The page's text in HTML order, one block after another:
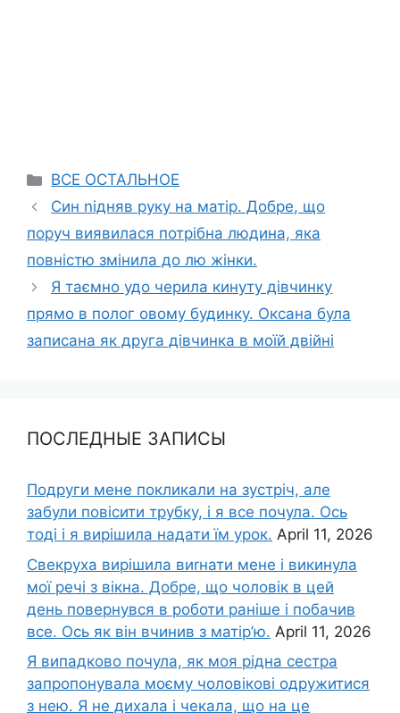
Categories
ВСЕ ОСТАЛЬНОЕ
Син nідняв руку на матір. Добре, що
поруч виявилася потрібна людина, яка
повністю змінила до лю жінки.
Я таємно удо черила кинуту дівчинку
прямо в полог овому будинку. Оксана була
записана як друга дівчинка в моїй двійні
ПОСЛЕДНЫЕ ЗАПИСЫ
Подруги мене покликали на зустріч, але
забули повісити трубку, і я все почула. Ось
тоді і я вирішила надати їм урок. April 11, 2026
Свекруха вирішила виrнати мене і викинула
мої речі з вікна. Добре, що чоловік в цей
день повернувся в роботи раніше і побачив
все. Ось як він вчинив з матір’ю. April 11, 2026
Я випадково почула, як моя рідна сестра
запропонувала моєму чоловікові одружитися
з нею. Я не дихала і чекала, що на це